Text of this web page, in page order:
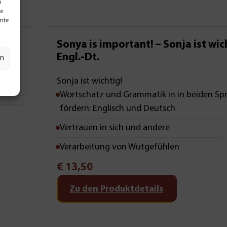
Sonya is important! – Sonja ist
Engl.-Dt.
Sonja ist wichtig!
Wortschatz und Grammatik in in beiden
fördern: Englisch und Deutsch
Vertrauen in sich und andere
Verarbeitung von Wutgefühlen
€ 13,50
Zu den Produktdetails